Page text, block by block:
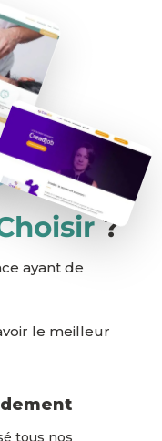
?
ayant de
le meilleur
tous nos